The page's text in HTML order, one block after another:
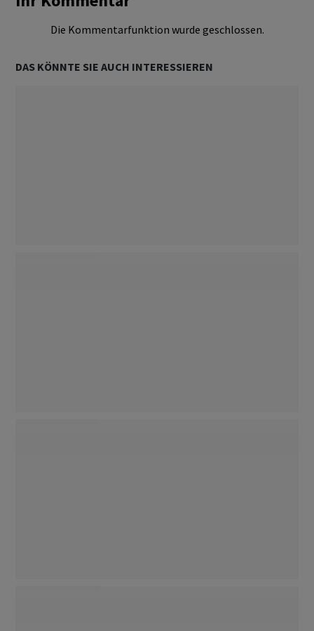
Die Kommentarfunktion wurde geschlossen.
DAS KÖNNTE SIE AUCH INTERESSIEREN